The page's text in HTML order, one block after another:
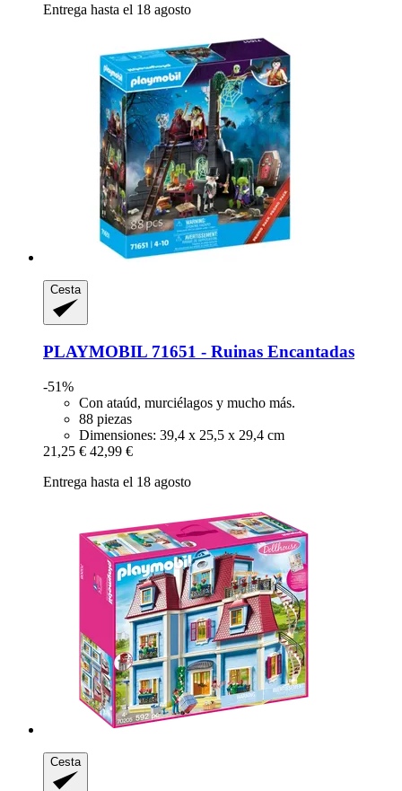
Entrega hasta el 18 agosto
Cesta
PLAYMOBIL 71651 -​ Ruinas Encantadas
-51%
Con ataúd, murciélagos y mucho más.
88 piezas
Dimensiones: 39,4 x 25,5 x 29,4 cm
21,25 € 42,99 €
Entrega hasta el 18 agosto
Cesta